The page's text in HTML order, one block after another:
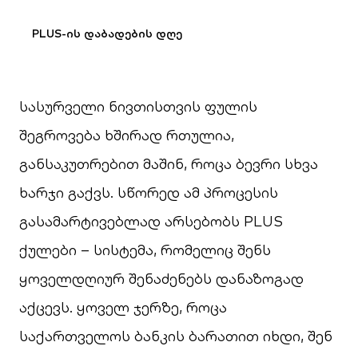
PLUS-ის დაბადების დღე
სასურველი ნივთისთვის ფულის
შეგროვება ხშირად რთულია,
განსაკუთრებით მაშინ, როცა ბევრი სხვა
ხარჯი გაქვს. სწორედ ამ პროცესის
გასამარტივებლად არსებობს PLUS
ქულები – სისტემა, რომელიც შენს
ყოველდღიურ შენაძენებს დანაზოგად
აქცევს. ყოველ ჯერზე, როცა
საქართველოს ბანკის ბარათით იხდი, შენ